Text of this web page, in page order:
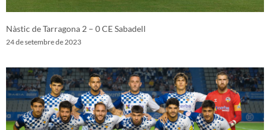
Nàstic de Tarragona 2 – 0 CE Sabadell
24 de setembre de 2023